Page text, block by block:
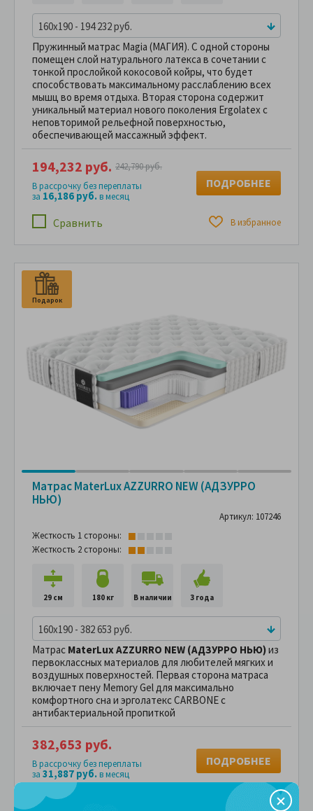
160x190 - 194 232 руб.
Пружинный матрас Magiа (МАГИЯ). С одной стороны
помещен слой натурального латекса в сочетании с
тонкой прослойкой кокосовой койры, что будет
способствовать максимальному расслаблению всех
мышц во время отдыха. Вторая сторона содержит
уникальный материал нового поколения Ergolatex с
неповторимой рельефной поверхностью,
обеспечивающей массажный эффект.
Сравнить В избранное
194,232 руб. 242,790 руб.
В рассрочку без переплаты
за 16,186 руб.в месяц
ПОДРОБНЕЕ
Подарок
Матрас MaterLux AZZURRO NEW (АДЗУРРО
НЬЮ)
Артикул: 107246
Жесткость 1 стороны:
Жесткость 2 стороны:
29 см 180 кг В наличии 3 года
160x190 - 382 653 руб.
Матрас MaterLux AZZURRO NEW (АДЗУРРО НЬЮ)из
первоклассных материалов для любителей мягких и
воздушных поверхностей. Первая сторона матраса
включает пену Memory Gel для максимально
комфортного сна и эрголатекс CARBONE с
антибактериальной пропиткой
Сравнить В избранное
382,653 руб.
В рассрочку без переплаты
за 31,887 руб.в месяц
ПОДРОБНЕЕ